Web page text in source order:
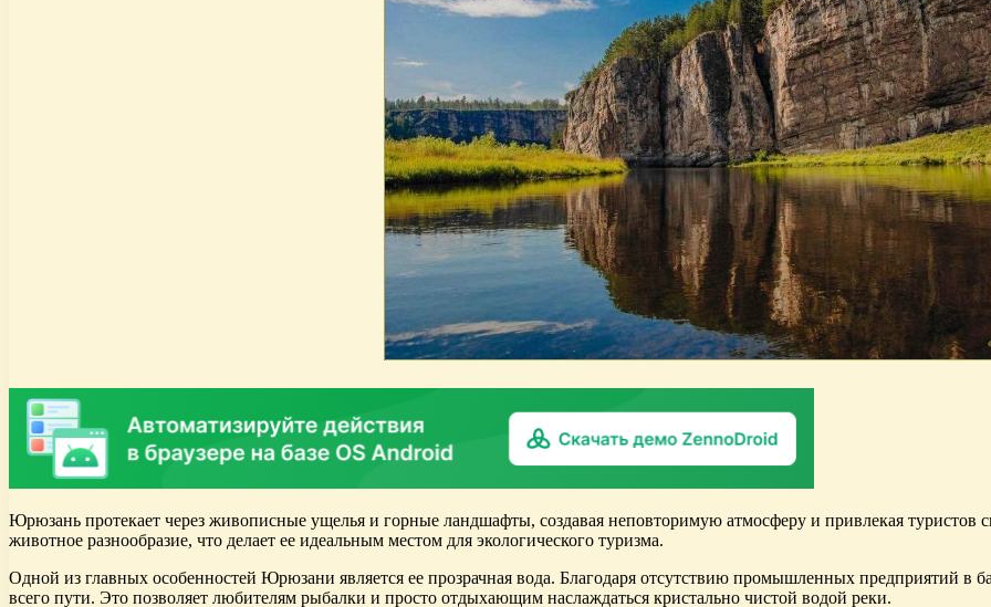
Юрюзань протекает через живописные ущелья и горные ландшафты, создавая неповторимую атмосферу и привлекая туристов
животное разнообразие, что делает ее идеальным местом для экологического туризма.
Одной из главных особенностей Юрюзани является ее прозрачная вода. Благодаря отсутствию промышленных предприятий в
всего пути. Это позволяет любителям рыбалки и просто отдыхающим наслаждаться кристально чистой водой реки.